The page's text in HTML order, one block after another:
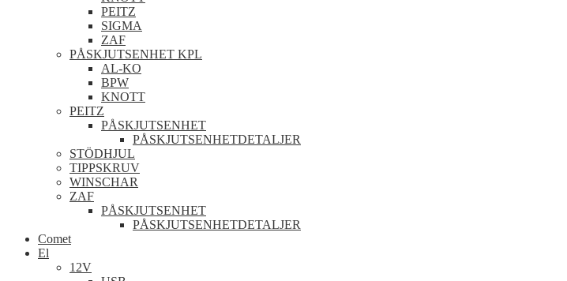
PEITZ
SIGMA
ZAF
PÅSKJUTSENHET KPL
AL-KO
BPW
KNOTT
PEITZ
PÅSKJUTSENHET
PÅSKJUTSENHETDETALJER
STÖDHJUL
TIPPSKRUV
WINSCHAR
ZAF
PÅSKJUTSENHET
PÅSKJUTSENHETDETALJER
Comet
El
12V